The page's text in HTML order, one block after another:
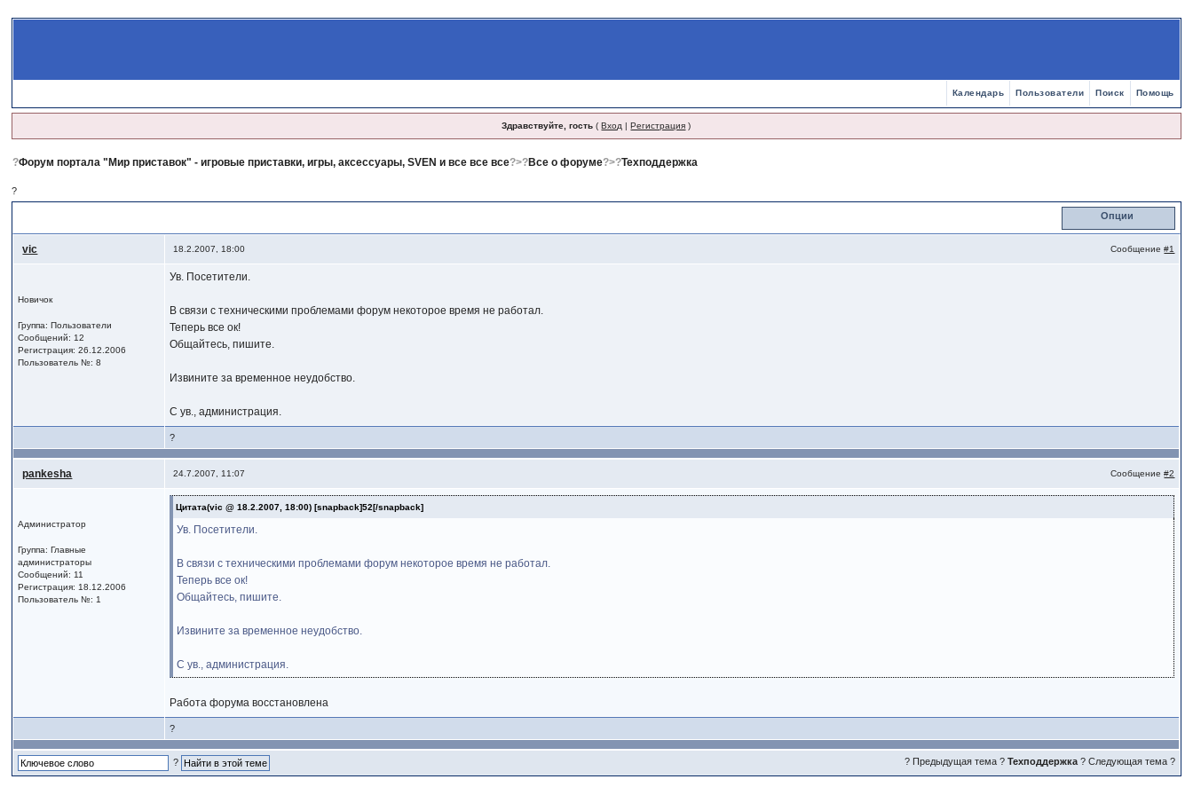
Помощь
Поиск
Пользователи
Календарь
Здравствуйте, гость (Вход |Регистрация )
?Форум портала "Мир приставок" - игровые приставки, игры, аксессуары, SVEN и все все все?>?Все о форуме?>?Техподдержка
?
Опции
vic 18.2.2007, 18:00 Сообщение#1
Новичок
Группа: Пользователи
Сообщений: 12
Регистрация: 26.12.2006
Пользователь №: 8
Ув. Посетители.
В связи с техническими проблемами форум некоторое время не работал.
Теперь все ок!
Общайтесь, пишите.
Извините за временное неудобство.
С ув., администрация.
?
pankesha 24.7.2007, 11:07 Сообщение#2
Администратор
Группа: Главные
администраторы
Сообщений: 11
Регистрация: 18.12.2006
Пользователь №: 1
Цитата(vic @ 18.2.2007, 18:00) [snapback]52[/snapback]
Ув. Посетители.
В связи с техническими проблемами форум некоторое время не работал.
Теперь все ок!
Общайтесь, пишите.
Извините за временное неудобство.
С ув., администрация.
Работа форума восстановлена
?
? Предыдущая тема? Техподдержка? Следующая тема ?
?